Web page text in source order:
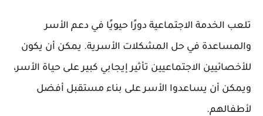
تلعب الخدمة الاجتماعية دورًا حيويًا في دعم الأسر
والمساعدة في حل المشكلات الأسرية. يمكن أن يكون
للأخصائيين الاجتماعيين تأثير إيجابي كبير على حياة الأسر،
ويمكن أن يساعدوا الأسر على بناء مستقبل أفضل
لأطفالهم.